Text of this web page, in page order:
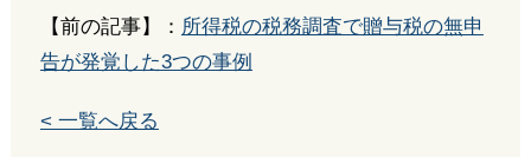
【前の記事】： 所得税の税務調査で贈与税の無申
告が発覚した3つの事例
< 一覧へ戻る